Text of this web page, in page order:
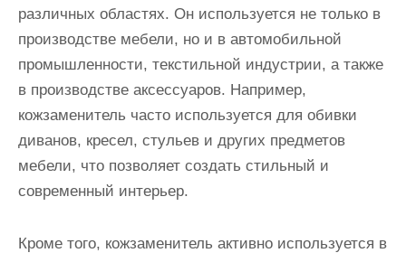
различных областях. Он используется не только в
производстве мебели, но и в автомобильной
промышленности, текстильной индустрии, а также
в производстве аксессуаров. Например,
кожзаменитель часто используется для обивки
диванов, кресел, стульев и других предметов
мебели, что позволяет создать стильный и
современный интерьер.
Кроме того, кожзаменитель активно используется в